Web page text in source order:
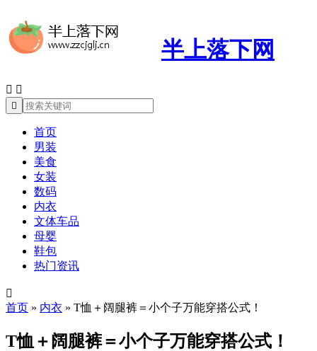
半上落下网
 

首页
男装
美食
女装
数码
内衣
文体车品
母婴
鞋包
热门资讯

首页 » 内衣 » T恤＋阔腿裤＝小个子万能穿搭公式！
T恤＋阔腿裤＝小个子万能穿搭公式！